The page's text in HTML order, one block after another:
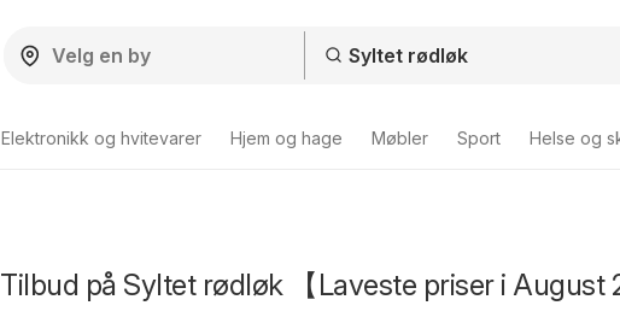
Elektronikk og hvitevarer Hjem og hage Møbler Sport Helse og
Tilbud på Syltet rødløk 【Laveste priser i August